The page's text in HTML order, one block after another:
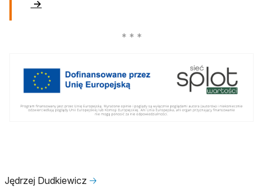
→
Jędrzej Dudkiewicz 🡢